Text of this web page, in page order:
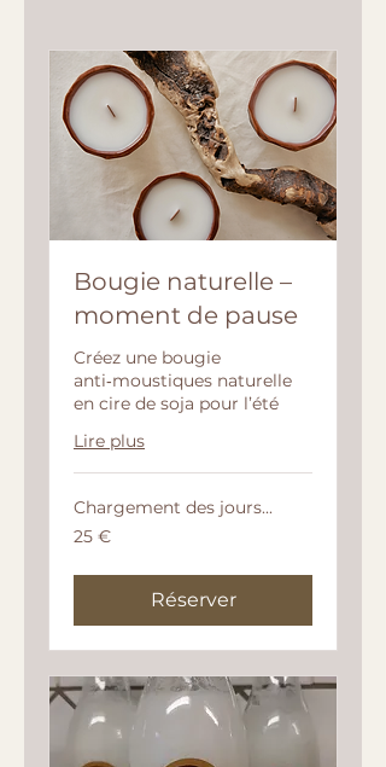
Bougie naturelle –
moment de pause
Créez une bougie
anti‑moustiques naturelle
en cire de soja pour l’été
Lire plus
Chargement des jours...
25
euros
25 €
Réserver